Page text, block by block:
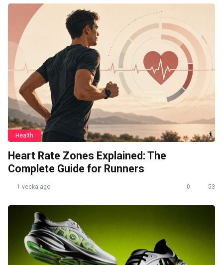
Health
Heart Rate Zones Explained: The
Complete Guide for Runners
1 vecka ago 0 53